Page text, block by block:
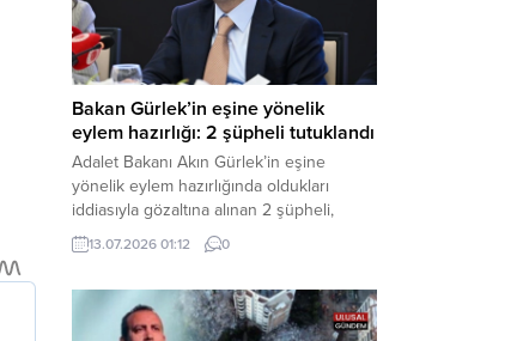
Bakan Gürlek’in eşine yönelik
eylem hazırlığı: 2 şüpheli tutuklandı
Adalet Bakanı Akın Gürlek’in eşine
yönelik eylem hazırlığında oldukları
iddiasıyla gözaltına alınan 2 şüpheli,
çıkarıldıkları mahkemece tutuklanarak
cezaevine gönderildi. Haber Merkezi –
tarafından yürütülen geniş kapsamlı
soruşturma çerçevesinde gözaltına
13.07.2026 01:12 0